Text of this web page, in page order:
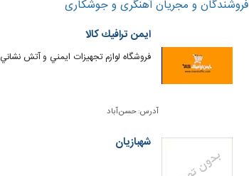
فروشندگان و مجریان آهنگری و جوشکاری
ايمن ترافيك كالا
فروشگاه لوازم تجهيزات ايمني و آتش نشاني
آدرس:حسن آباد
شهبازیان